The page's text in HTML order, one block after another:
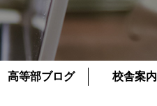
高等部ブログ 校舎案内